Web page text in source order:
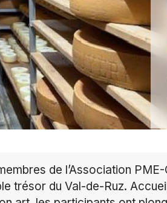
de l’Association
trésor du Val-de-Ruz.